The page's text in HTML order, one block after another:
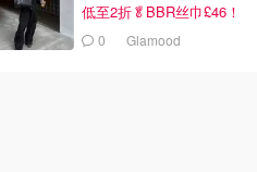
低至2折🥬BBR丝巾£46！
0 Glamood